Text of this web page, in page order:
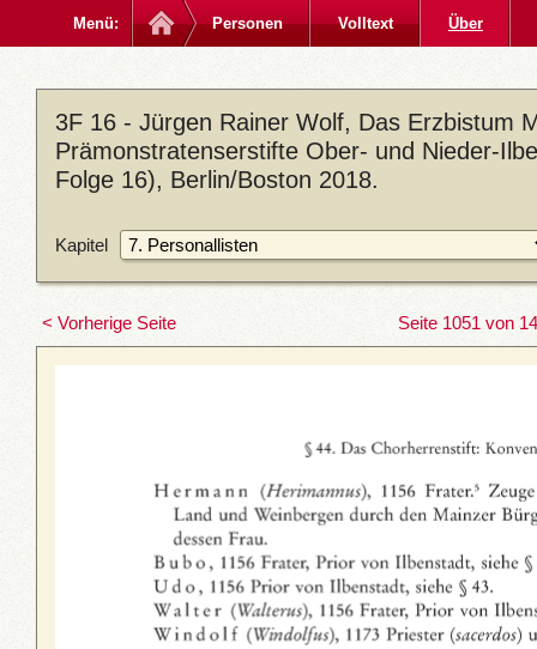
Menü: Personen Volltext Über
3F 16 - Jürgen Rainer Wolf, Das Erzbistum
Prämonstratenserstifte Ober- und Nieder-
Folge 16), Berlin/Boston 2018.
Kapitel
< Vorherige Seite Seite 1051 von